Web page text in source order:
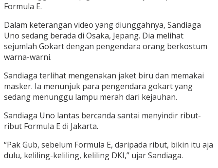
Formula E.
Dalam keterangan video yang diunggahnya, Sandiaga
Uno sedang berada di Osaka, Jepang. Dia melihat
sejumlah Gokart dengan pengendara orang berkostum
warna-warni.
Sandiaga terlihat mengenakan jaket biru dan memakai
masker. Ia menunjuk para pengendara gokart yang
sedang menunggu lampu merah dari kejauhan.
Sandiaga Uno lantas bercanda santai menyindir ribut-
ribut Formula E di Jakarta.
“Pak Gub, sebelum Formula E, daripada ribut, bikin itu aja
dulu, keliling-keliling, keliling DKI,” ujar Sandiaga.